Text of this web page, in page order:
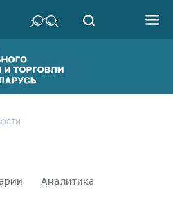
Аналитика